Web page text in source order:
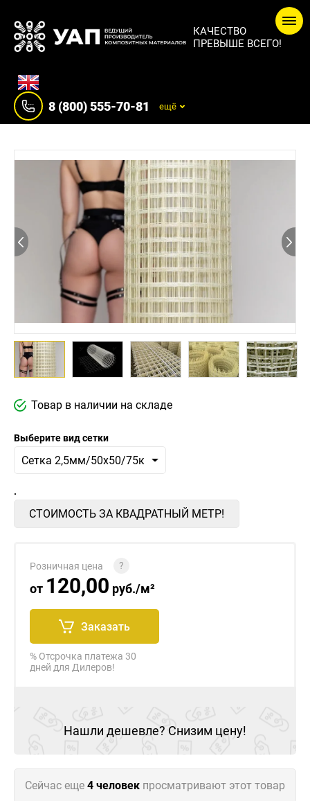
КАЧЕСТВО
ПРЕВЫШЕ ВСЕГО!
8 (800) 555-70-81 ещё
8 (800) 555-70-81
+7 (909) 000-39-93
Товар в наличии на складе
Выберите вид сетки
.
СТОИМОСТЬ ЗА КВАДРАТНЫЙ МЕТР!
Розничная цена ?
от 120,00 руб./м²
Заказать
% Отсрочка платежа 30
дней для Дилеров!
Нашли дешевле? Снизим цену!
Сейчас еще 4 человек просматривают этот товар